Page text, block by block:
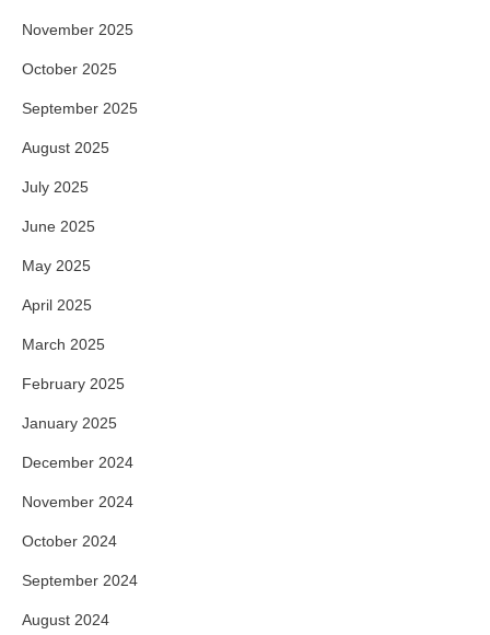
November 2025
October 2025
September 2025
August 2025
July 2025
June 2025
May 2025
April 2025
March 2025
February 2025
January 2025
December 2024
November 2024
October 2024
September 2024
August 2024